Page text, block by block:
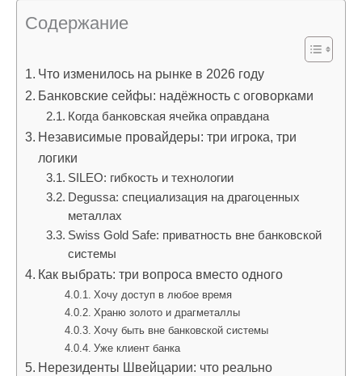
Содержание
Что изменилось на рынке в 2026 году
Банковские сейфы: надёжность с оговорками
Когда банковская ячейка оправдана
Независимые провайдеры: три игрока, три
логики
SILEO: гибкость и технологии
Degussa: специализация на драгоценных
металлах
Swiss Gold Safe: приватность вне банковской
системы
Как выбрать: три вопроса вместо одного
Хочу доступ в любое время
Храню золото и драгметаллы
Хочу быть вне банковской системы
Уже клиент банка
Нерезиденты Швейцарии: что реально